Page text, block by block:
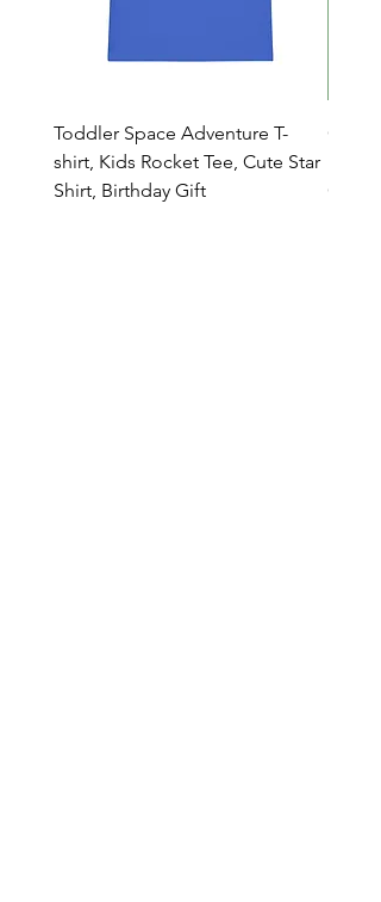
Toddler Space Adventure T-
shirt, Kids Rocket Tee, Cute Star
Shirt, Birthday Gift